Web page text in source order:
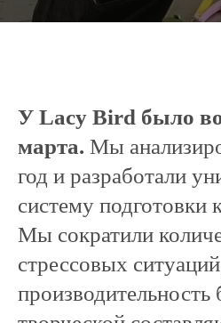
У Lacy Bird было
марта. Мы
год и разработали
систему подготовки
Мы сократили
стрессовых
производительность